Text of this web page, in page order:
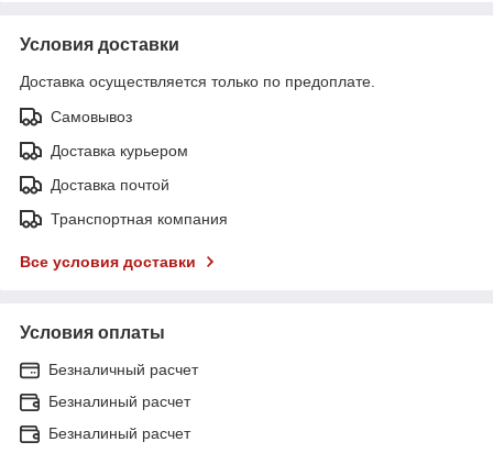
Условия доставки
Доставка осуществляется только по предоплате.
Самовывоз
Доставка курьером
Доставка почтой
Транспортная компания
Все условия доставки
Условия оплаты
Безналичный расчет
Безналиный расчет
Безналиный расчет